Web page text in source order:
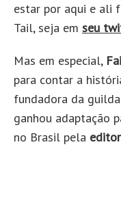
estar por aqui e ali
Tail, seja em seu
Mas em especial,
para contar a
fundadora da
ganhou adaptação
no Brasil pela